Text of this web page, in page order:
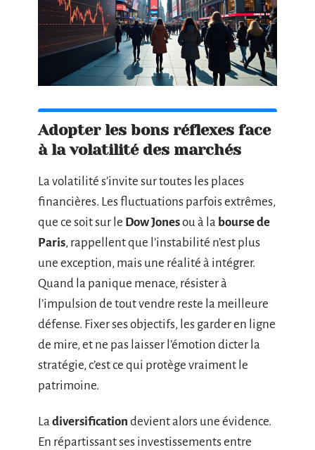
Adopter les bons réflexes face
à la volatilité des marchés
La volatilité s’invite sur toutes les places
financières. Les fluctuations parfois extrêmes,
que ce soit sur le Dow Jonesou à la bourse de
Paris, rappellent que l’instabilité n’est plus
une exception, mais une réalité à intégrer.
Quand la panique menace, résister à
l’impulsion de tout vendre reste la meilleure
défense. Fixer ses objectifs, les garder en ligne
de mire, et ne pas laisser l’émotion dicter la
stratégie, c’est ce qui protège vraiment le
patrimoine.
La diversification devient alors une évidence.
En répartissant ses investissements entre